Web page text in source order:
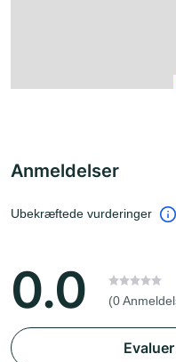
Anmeldelser
Ubekræftede vurderinger
0.0 (0